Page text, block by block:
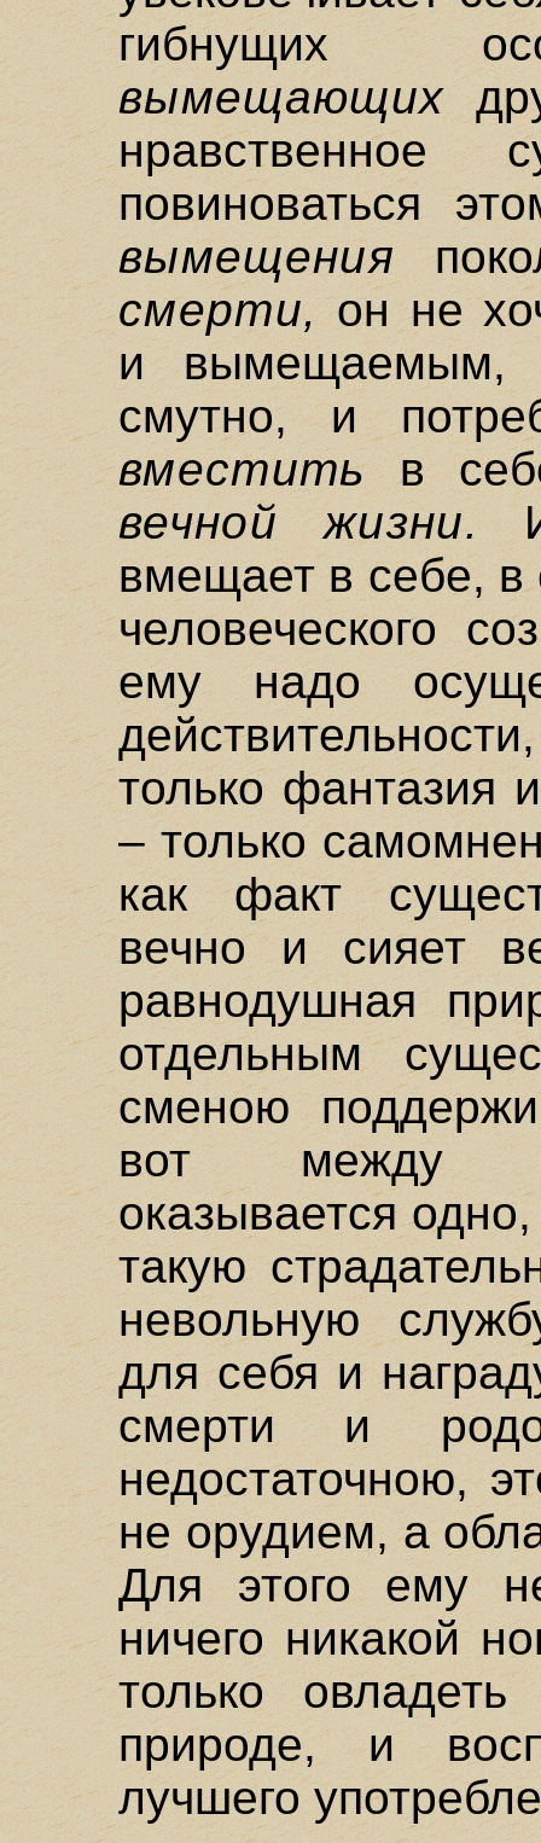
гибнущих
вымещающих
нравственное
повиноваться
вымещения
смерти,он не
и вымещаемым,
смутно, и
вместить в
вечной жизни.
вмещает в себе, в
человеческого
ему надо
только фантазия
– только
как факт
вечно и сияет
равнодушная
отдельным
сменою
вот между
оказывается
такую
невольную
для себя и
смерти и
недостаточною,
не орудием, а
Для этого ему
ничего никакой
только
природе, и
лучшего